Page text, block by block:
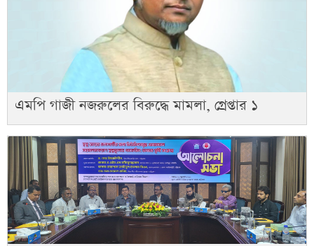
এমপি গাজী নজরুলের বিরুদ্ধে মামলা, গ্রেপ্তার ১